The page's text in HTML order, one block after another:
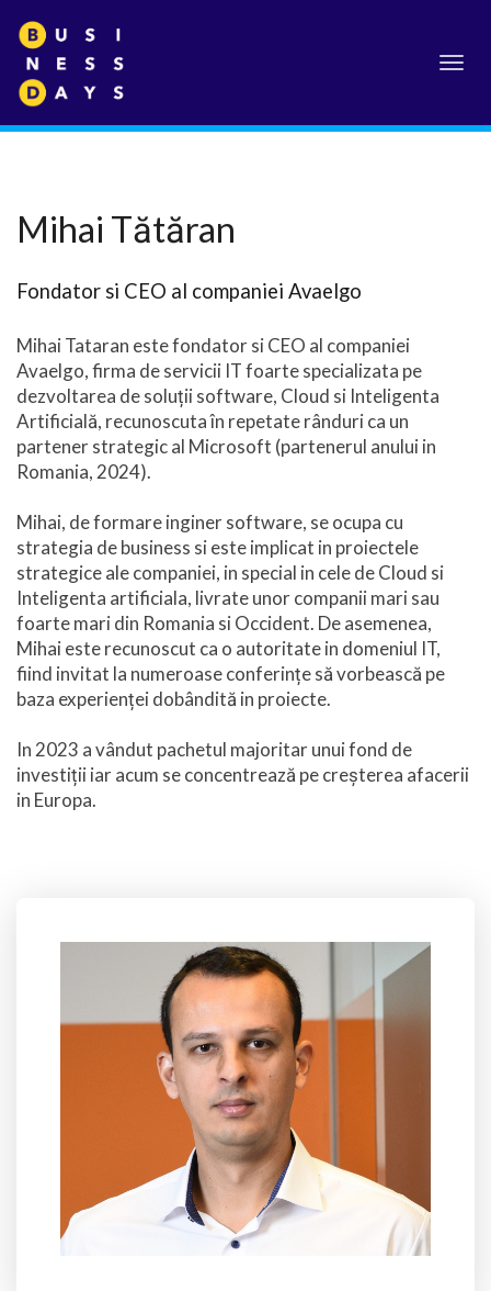
Mihai Tătăran
Fondator si CEO al companiei Avaelgo
Mihai Tataran este fondator si CEO al companiei
Avaelgo, firma de servicii IT foarte specializata pe
dezvoltarea de soluții software, Cloud si Inteligenta
Artificială, recunoscuta în repetate rânduri ca un
partener strategic al Microsoft (partenerul anului in
Romania, 2024).
Mihai, de formare inginer software, se ocupa cu
strategia de business si este implicat in proiectele
strategice ale companiei, in special in cele de Cloud si
Inteligenta artificiala, livrate unor companii mari sau
foarte mari din Romania si Occident. De asemenea,
Mihai este recunoscut ca o autoritate in domeniul IT,
fiind invitat la numeroase conferințe să vorbească pe
baza experienței dobândită in proiecte.
In 2023 a vândut pachetul majoritar unui fond de
investiții iar acum se concentrează pe creșterea afacerii
in Europa.